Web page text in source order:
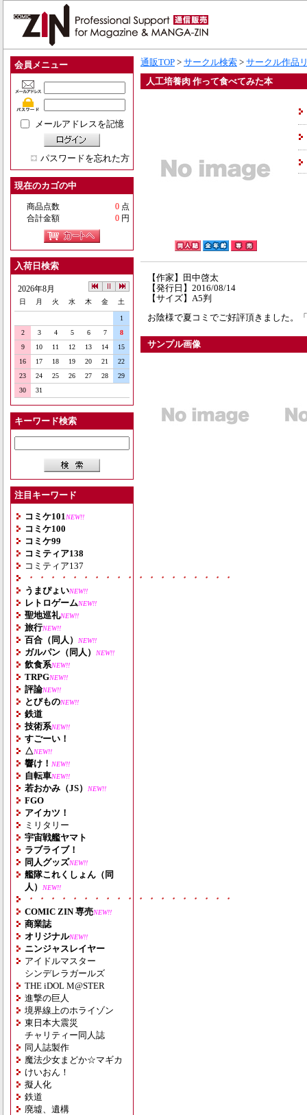
会員メニュー
メールアドレスを記憶
パスワードを忘れた方
現在のカゴの中
商品点数 0 点
合計金額
0 円
入荷日検索
2026年8月
日 月 火 水 木 金 土
1
2
3 4 5 6 7
8
9
10 11 12 13 14
15
16
17 18 19 20 21
22
23
24 25 26 27 28
29
30
31
キーワード検索
注目キーワード
コミケ101 NEW!!
コミケ100
コミケ99
コミティア138
コミティア137
・・・・・・・・・・・・・・・・・・・
うまぴょいNEW!!
レトロゲームNEW!!
聖地巡礼NEW!!
旅行NEW!!
百合（同人） NEW!!
ガルパン（同人） NEW!!
飲食系NEW!!
TRPGNEW!!
評論NEW!!
とびものNEW!!
鉄道
技術系NEW!!
すごーい！
△NEW!!
響け！ NEW!!
自転車NEW!!
若おかみ（JS） NEW!!
FGO
アイカツ！
ミリタリー
宇宙戦艦ヤマト
ラブライブ！
同人グッズNEW!!
艦隊これくしょん（同
人）
NEW!!
・・・・・・・・・・・・・・・・・・・
COMIC ZIN 専売NEW!!
商業誌
オリジナルNEW!!
ニンジャスレイヤー
アイドルマスター
シンデレラガールズ
THE iDOL M@STER
進撃の巨人
境界線上のホライゾン
東日本大震災
チャリティー同人誌
同人誌製作
魔法少女まどか☆マギカ
けいおん！
擬人化
鉄道
廃墟、遺構
通販TOP > サークル検索 > サークル作品
人工培養肉 作って食べてみた本
【作家】田中啓太
【発行日】2016/08/14
【サイズ】A5判
お陰様で夏コミでご好評頂きました
サンプル画像